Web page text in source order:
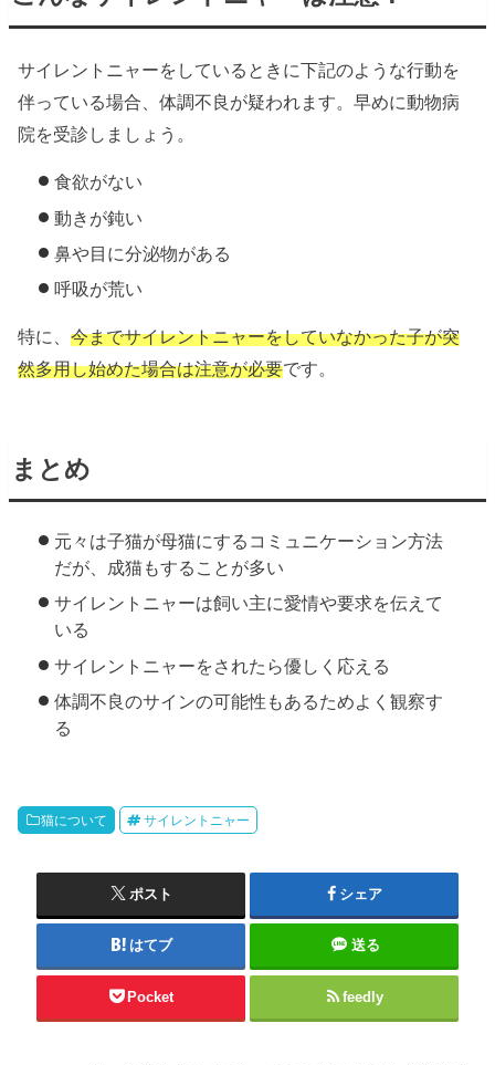
サイレントニャーをしているときに下記のような行動を
伴っている場合、体調不良が疑われます。早めに動物病
院を受診しましょう。
食欲がない
動きが鈍い
鼻や目に分泌物がある
呼吸が荒い
特に、今までサイレントニャーをしていなかった子が突
然多用し始めた場合は注意が必要です。
まとめ
元々は子猫が母猫にするコミュニケーション方法
だが、成猫もすることが多い
サイレントニャーは飼い主に愛情や要求を伝えて
いる
サイレントニャーをされたら優しく応える
体調不良のサインの可能性もあるためよく観察す
る
猫について サイレントニャー
ポスト シェア
はてブ 送る
Pocket feedly